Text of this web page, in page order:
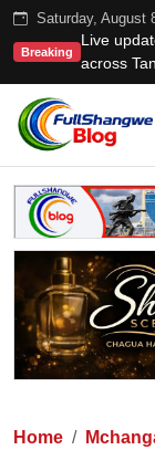
Saturday, August
Breaking
Live
across
Home